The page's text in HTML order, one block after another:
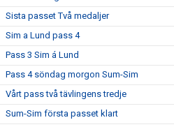
Sista passet Två medaljer
Sim a Lund pass 4
Pass 3 Sim á Lund
Pass 4 söndag morgon Sum-Sim
Vårt pass två tävlingens tredje
Sum-Sim första passet klart